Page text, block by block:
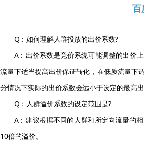
百
Q：如何理解人群投放的出价系数?
A：出价系数是竞价系统可能调整的出价
流量下适当提高出价保证转化，在低质流量下
分情况下实际的出价系数会远小于设定的最高出
Q：人群溢价系数的设定范围是?
A：建议根据不同的人群和所定向流量的
10倍的溢价。